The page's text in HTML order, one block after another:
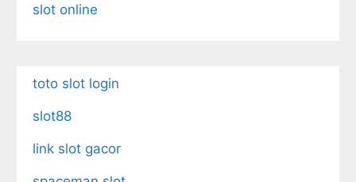
slot online
toto slot login
slot88
link slot gacor